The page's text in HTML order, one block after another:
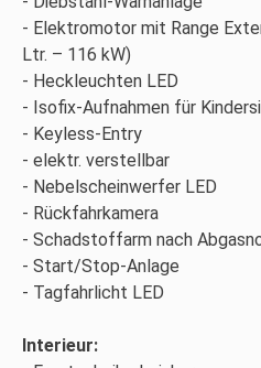
Elektromotor mit Range
Ltr. – 116 kW)
Heckleuchten LED
Isofix-Aufnahmen für
Keyless-Entry
elektr. verstellbar
Nebelscheinwerfer LED
Rückfahrkamera
Schadstoffarm nach
Start/Stop-Anlage
Tagfahrlicht LED
Interieur: